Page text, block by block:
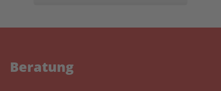
Beratung